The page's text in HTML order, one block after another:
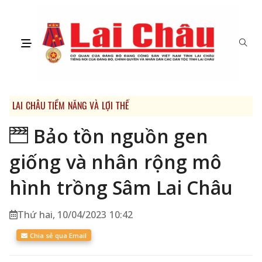
LAI CHÂU TIỀM NĂNG VÀ LỢI THẾ
Bảo tồn nguồn gen
giống và nhân rộng mô
hình trồng Sâm Lai Châu
Thứ hai, 10/04/2023 10:42
Chia sẻ qua Email